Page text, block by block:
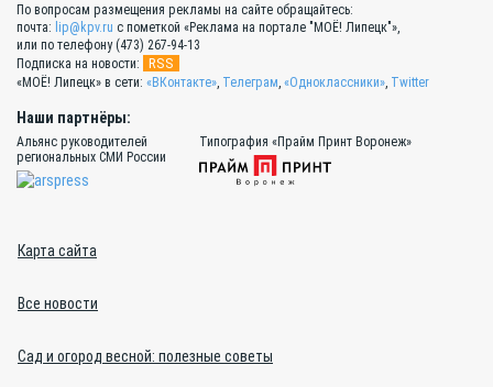
По вопросам размещения рекламы на сайте обращайтесь:
почта: lip@kpv.ru с пометкой «Реклама на портале "МОЁ! Липецк"»,
или по телефону (473) 267-94-13
Подписка на новости:
RSS
«МОЁ! Липецк» в сети: «ВКонтакте» Телеграм «Одноклассники» Twitter
Наши партнёры:
Альянс руководителей
региональных СМИ России
Типография «Прайм Принт Воронеж»
Карта сайта
Все новости
Сад и огород весной: полезные советы